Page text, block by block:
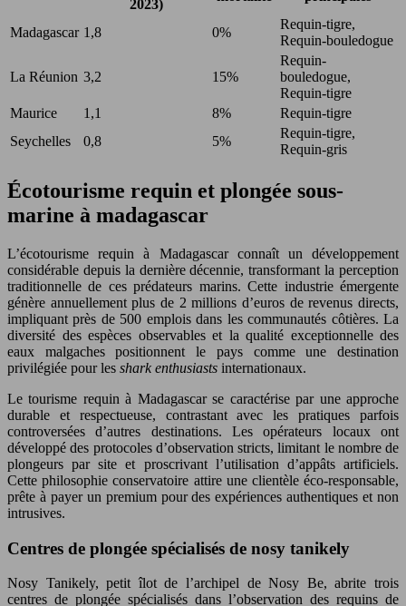
2023)
Madagascar 1,8 0%
Requin-tigre,
Requin-bouledogue
La Réunion 3,2 15%
Requin-
bouledogue,
Requin-tigre
Maurice
1,1 8%
Requin-tigre
Seychelles
0,8 5%
Requin-tigre,
Requin-gris
Écotourisme requin et plongée sous-
marine à madagascar
L’écotourisme requin à Madagascar connaît un développement
considérable depuis la dernière décennie, transformant la perception
traditionnelle de ces prédateurs marins. Cette industrie émergente
génère annuellement plus de 2 millions d’euros de revenus directs,
impliquant près de 500 emplois dans les communautés côtières. La
diversité des espèces observables et la qualité exceptionnelle des
eaux malgaches positionnent le pays comme une destination
privilégiée pour les shark enthusiasts internationaux.
Le tourisme requin à Madagascar se caractérise par une approche
durable et respectueuse, contrastant avec les pratiques parfois
controversées d’autres destinations. Les opérateurs locaux ont
développé des protocoles d’observation stricts, limitant le nombre de
plongeurs par site et proscrivant l’utilisation d’appâts artificiels.
Cette philosophie conservatoire attire une clientèle éco-responsable,
prête à payer un premium pour des expériences authentiques et non
intrusives.
Centres de plongée spécialisés de nosy tanikely
Nosy Tanikely, petit îlot de l’archipel de Nosy Be, abrite trois
centres de plongée spécialisés dans l’observation des requins de